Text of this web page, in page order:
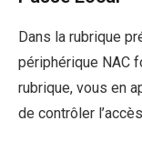
Dans la rubrique
périphérique NAC
rubrique, vous en
de contrôler